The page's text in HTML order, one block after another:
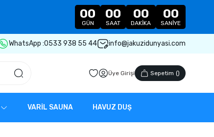
00
GÜN
00
SAAT
00
DAKIKA
00
SANIYE
WhatsApp :0533 938 55 44 info@jakuzidunyasi.com
Üye Girişi Sepetim ()
VARİL SAUNA HAVUZ DUŞ